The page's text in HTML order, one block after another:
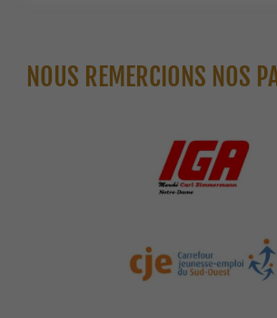
NOUS REMERCIONS NOS